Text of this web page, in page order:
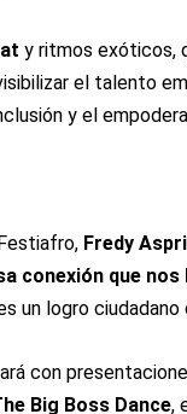
y ritmos exóticos,
el talento
y el
Fredy
conexión que
un logro ciudadano
con
Big Boss Dance,